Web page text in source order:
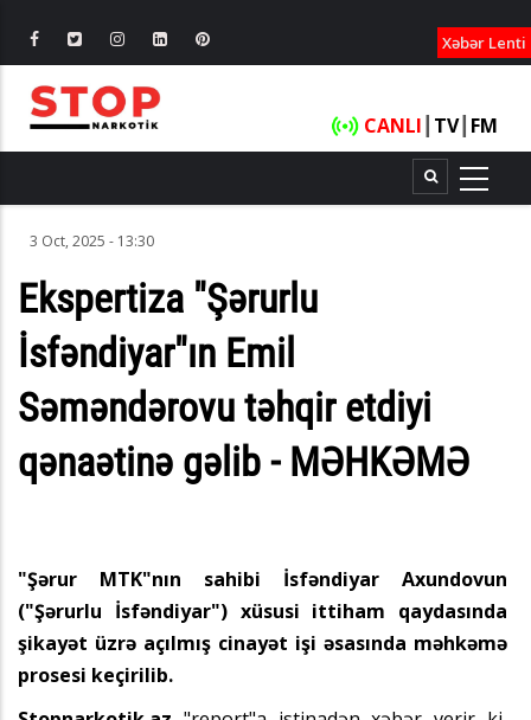
Xəbər Lenti
CANLI TV┃ FM
3 Oct, 2025 - 13:30
Ekspertiza "Şərurlu
İsfəndiyar"ın Emil
Səməndərovu təhqir etdiyi
qənaətinə gəlib - MƏHKƏMƏ
"Şərur MTK"nın sahibi İsfəndiyar Axundovun
("Şərurlu İsfəndiyar") xüsusi ittiham qaydasında
şikayət üzrə açılmış cinayət işi əsasında məhkəmə
prosesi keçirilib.